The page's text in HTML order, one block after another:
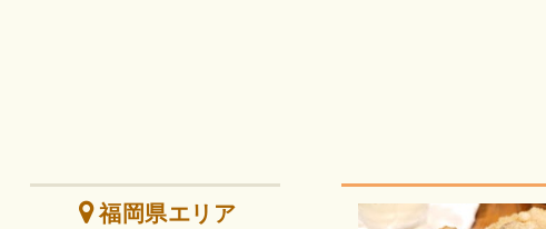
福岡県エリア